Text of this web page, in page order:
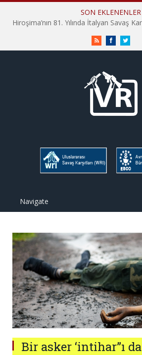
SON EKLENENLER
RSS FacebookTwitter
Navigate
Bir asker ‘intihar”ı da